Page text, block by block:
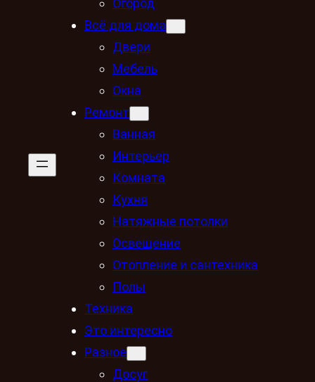
Всё для дома
Двери
Мебель
Окна
Ремонт
Ванная
Интерьер
Комната
Кухня
Натяжные потолки
Освещение
Отопление и сантехника
Полы
Техника
Это интересно
Разное
Досуг